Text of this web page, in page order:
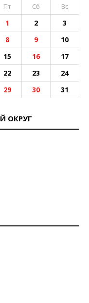
Пт Сб Вс
1 2
3
8 9
10
15 16
17
22 23
24
29 30 31
ОКРУГ